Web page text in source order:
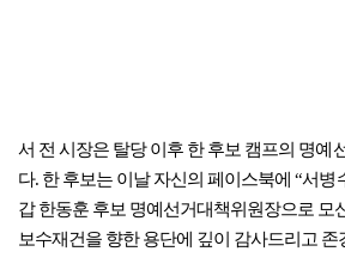
서 전 시장은 탈당 이후 한 후보 캠프의 명예
다. 한 후보는 이날 자신의 페이스북에 “서병
갑 한동훈 후보 명예선거대책위원장으로 모
보수재건을 향한 용단에 깊이 감사드리고 존